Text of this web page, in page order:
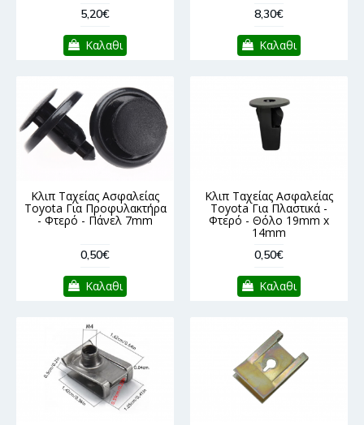
5,20€
Καλαθι
8,30€
Καλαθι
Κλιπ Ταχείας Ασφαλείας
Toyota Για Προφυλακτήρα
- Φτερό - Πάνελ 7mm
0,50€
Καλαθι
Κλιπ Ταχείας Ασφαλείας
Toyota Για Πλαστικά -
Φτερό - Θόλο 19mm x
14mm
0,50€
Καλαθι